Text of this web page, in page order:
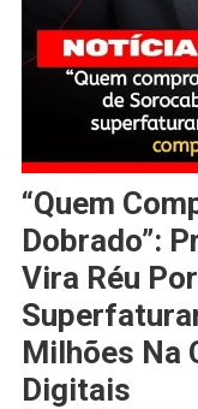
“Quem
Dobrado”:
Vira Réu
Milhões Na
Digitais